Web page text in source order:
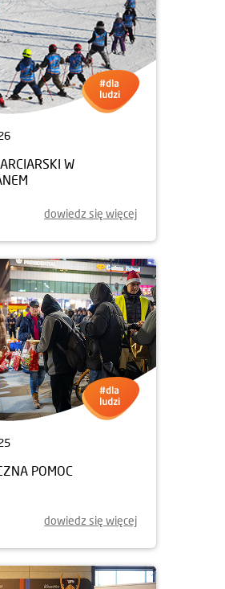
W
dowiedz się więcej
POMOC
dowiedz się więcej